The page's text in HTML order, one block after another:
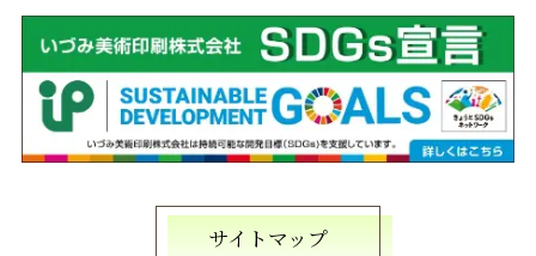
サイトマップ